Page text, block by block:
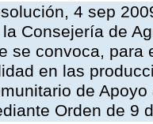
4 sep
Consejería de
se convoca, para
en las
de
Orden de 9